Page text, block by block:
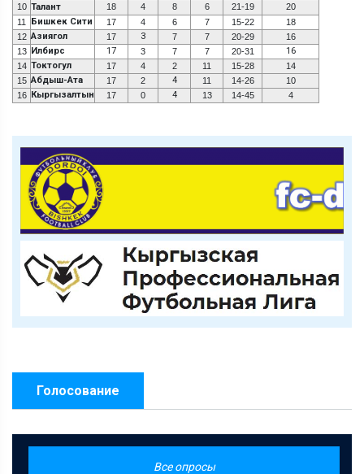
10 Талант 18 4 8 6 21-19
20
11
Бишкек Сити 17 4 6 7 15-22
18
12 Азиягол 17 3 7 7 20-29
16
13 Илбирс 17 3 7 7 20-31 16
14 Токтогул 17 4 2 11 15-28
14
15 Абдыш-Ата 17 2 4 11 14-26
10
16 Кыргызалтын 17 0 4 13 14-45 4
Голосование
Все опросы